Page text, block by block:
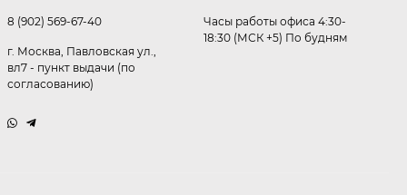
Очки P96397
8 (902) 569-67-40
г. Москва, Павловская ул.,
вл7 - пункт выдачи (по
согласованию)
Часы работы офиса 4:30-
18:30 (МСК +5) По будням